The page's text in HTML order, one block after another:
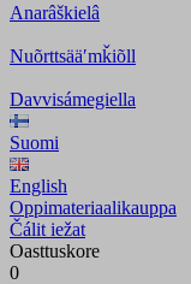
Anarâškielâ
Nuõrttsääʹmǩiõll
Davvisámegiella
Suomi
English
Oppimateriaalikauppa
Čálit iežat
Oasttuskore
0